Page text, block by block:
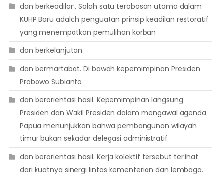
dan berkeadilan. Salah satu terobosan utama dalam
KUHP Baru adalah penguatan prinsip keadilan restoratif
yang menempatkan pemulihan korban
dan berkelanjutan
dan bermartabat. Di bawah kepemimpinan Presiden
Prabowo Subianto
dan berorientasi hasil. Kepemimpinan langsung
Presiden dan Wakil Presiden dalam mengawal agenda
Papua menunjukkan bahwa pembangunan wilayah
timur bukan sekadar delegasi administratif
dan berorientasi hasil. Kerja kolektif tersebut terlihat
dari kuatnya sinergi lintas kementerian dan lembaga.